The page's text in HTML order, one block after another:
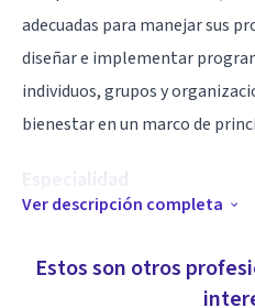
adecuadas para manejar sus
diseñar e implementar
individuos, grupos y
bienestar en un marco de
Especialidad
Poseo formación en las áreas
pacientes-casos y
Ver descripción completa
Estos son otros